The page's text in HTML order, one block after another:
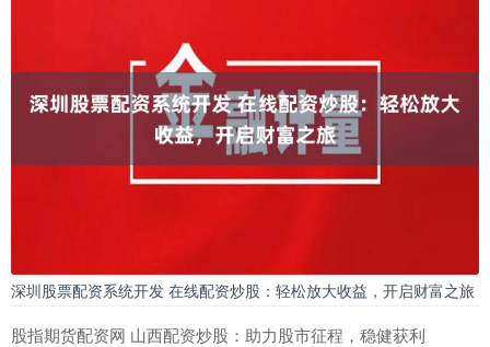
深圳股票配资系统开发 在线配资炒股：轻松放大收益，开启财富之旅
股指期货配资网 山西配资炒股：助力股市征程，稳健获利